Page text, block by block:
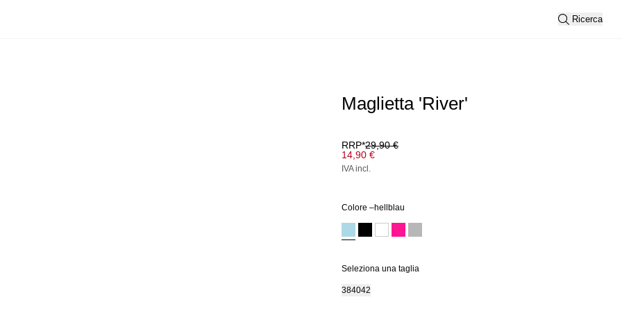
Ricerca
Maglietta 'River'
RRP*29,90 €
14,90 €
IVA incl.
Colore –hellblau
Seleziona una taglia
384042